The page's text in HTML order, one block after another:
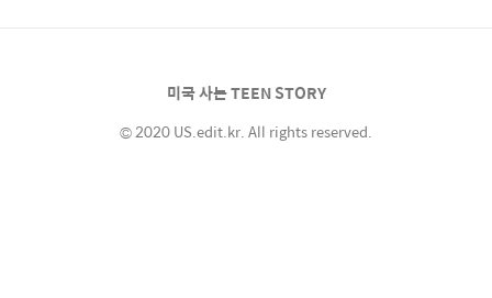
미국 사는 TEEN STORY
© 2020 US.edit.kr. All rights reserved.